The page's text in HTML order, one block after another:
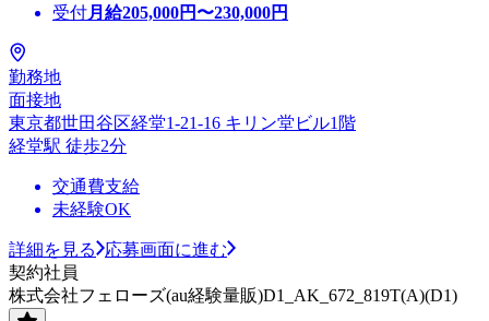
受付月給205,000円〜230,000円
勤務地
面接地
東京都世田谷区経堂1-21-16 キリン堂ビル1階
経堂駅 徒歩2分
交通費支給
未経験OK
詳細を見る
応募画面に進む
契約社員
株式会社フェローズ(au経験量販)D1_AK_672_819T(A)(D1)